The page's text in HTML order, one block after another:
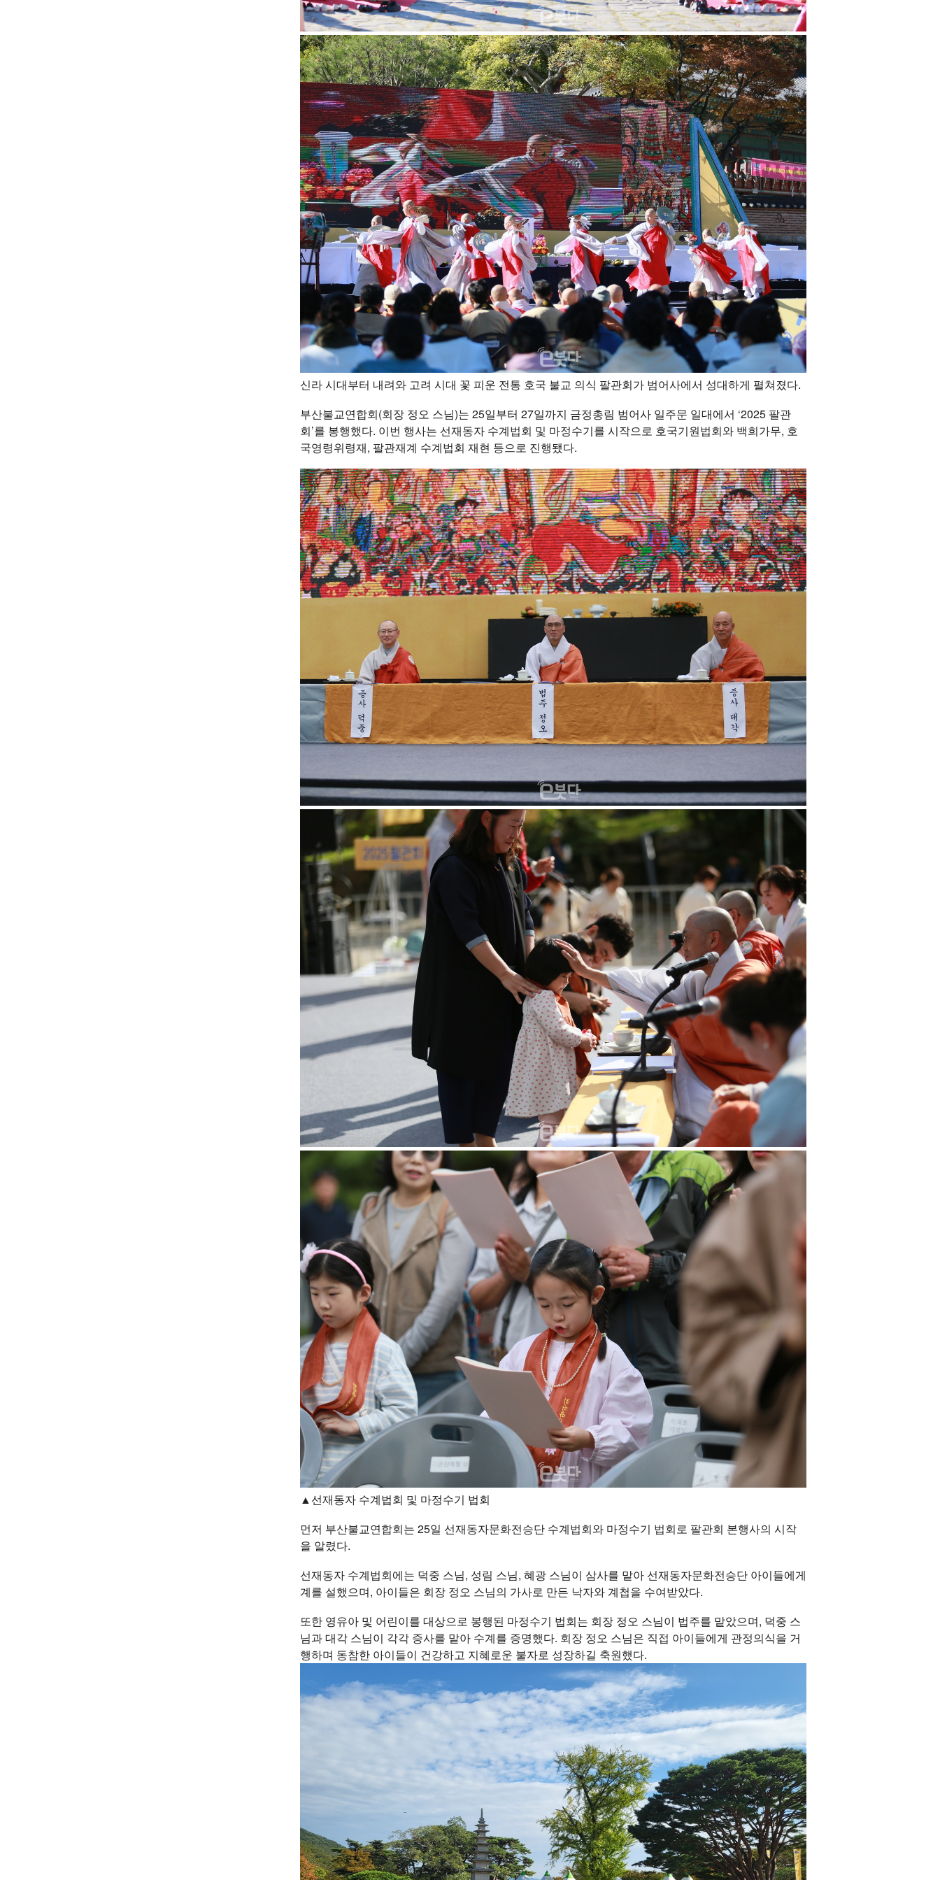
신라 시대부터 내려와 고려 시대 꽃 피운 전통 호국 불교 의식 팔관회가 범어사에서 성대하게 펼쳐졌다.
부산불교연합회(회장 정오 스님)는 25일부터 27일까지 금정총림 범어사 일주문 일대에서 ‘2025 팔관
회’를 봉행했다. 이번 행사는 선재동자 수계법회 및 마정수기를 시작으로 호국기원법회와 백희가무, 호
국영령위령재, 팔관재계 수계법회 재현 등으로 진행됐다.
▲선재동자 수계법회 및 마정수기 법회
먼저 부산불교연합회는 25일 선재동자문화전승단 수계법회와 마정수기 법회로 팔관회 본행사의 시작
을 알렸다.
선재동자 수계법회에는 덕중 스님, 성림 스님, 혜광 스님이 삼사를 맡아 선재동자문화전승단 아이들에게
계를 설했으며, 아이들은 회장 정오 스님의 가사로 만든 낙자와 계첩을 수여받았다.
또한 영유아 및 어린이를 대상으로 봉행된 마정수기 법회는 회장 정오 스님이 법주를 맡았으며, 덕중 스
님과 대각 스님이 각각 증사를 맡아 수계를 증명했다. 회장 정오 스님은 직접 아이들에게 관정의식을 거
행하며 동참한 아이들이 건강하고 지혜로운 불자로 성장하길 축원했다.